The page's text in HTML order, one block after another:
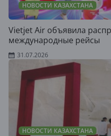
НОВОСТИ КАЗАХСТАНА
Vietjet Air объявила
международные рейсы
31.07.2026
НОВОСТИ КАЗАХСТАНА